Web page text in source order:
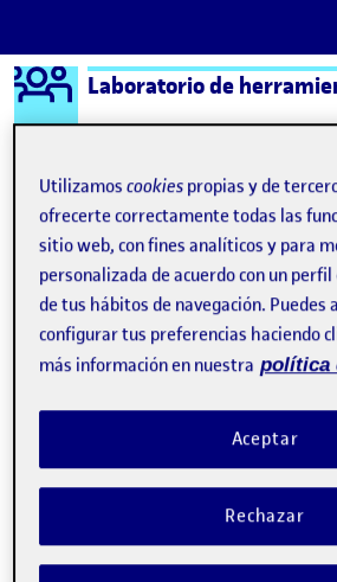
Saltar al contenido
Logo Ágora
Semestre 20221 - Aula 5 ¿Qué es una
¿Qué es una
Visibilidad:
Pública -Fecha de publicación
17 Sep 20198 septiembre, 2021 11:19 pm
Hola! : D Esta página de presentación
automáticamente.
Una Ágora pertenece a un aula de
recoge los contenidos que los y
publican en sus espacios
Utilizamoscookies propias y de
ofrecerte correctamente todas las
sitio web, con fines analíticos y para
personalizada de acuerdo con un
de tus hábitos de navegación. Puedes
configurar tus preferencias haciendo
más información en nuestra política
Rechazar
Aceptar